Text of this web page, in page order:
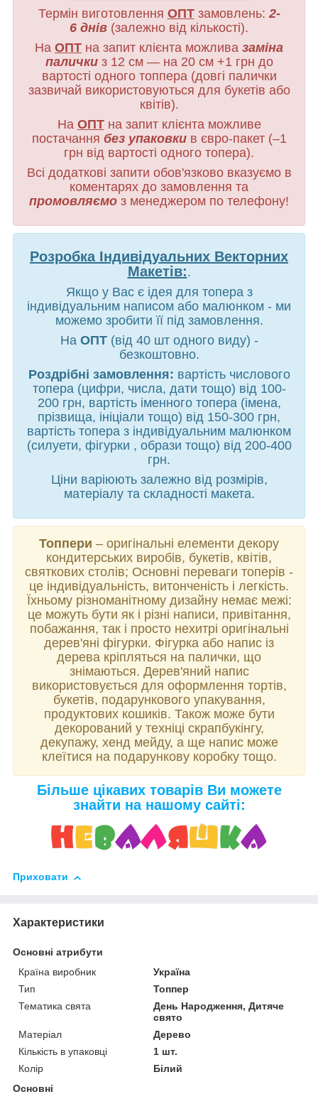
Термін виготовлення ОПТзамовлень: 2-
6 днів (залежно від кількості).
На ОПТ на запит клієнта можлива заміна
паличкиз 12 см — на 20 см +1 грн до
вартості одного топпера (довгі палички
зазвичай використовуються для букетів або
квітів).
На ОПТна запит клієнта можливе
постачання без упаковкив євро-пакет (–1
грн від вартості одного топера).
Всі додаткові запити обов'язково вказуємо в
коментарях до замовлення та
промовляємо з менеджером по телефону!
Розробка Індивідуальних Векторних
Макетів:.
Якщо у Вас є ідея для топера з
індивідуальним написом або малюнком - ми
можемо зробити її під замовлення.
На ОПТ(від 40 шт одного виду) -
безкоштовно.
Роздрібні замовлення: вартість числового
топера (цифри, числа, дати тощо) від 100-
200 грн, вартість іменного топера (імена,
прізвища, ініціали тощо) від 150-300 грн,
вартість топера з індивідуальним малюнком
(силуети, фігурки , образи тощо) від 200-400
грн.
Ціни варіюють залежно від розмірів,
матеріалу та складності макета.
Топпери – оригінальні елементи декору
кондитерських виробів, букетів, квітів,
святкових столів; Основні переваги топерів -
це індивідуальність, витонченість і легкість.
Їхньому різноманітному дизайну немає межі:
це можуть бути як і різні написи, привітання,
побажання, так і просто нехитрі оригінальні
дерев'яні фігурки. Фігурка або напис із
дерева кріпляться на палички, що
знімаються. Дерев'яний напис
використовується для оформлення тортів,
букетів, подарункового упакування,
продуктових кошиків. Також може бути
декорований у техніці скрапбукінгу,
декупажу, хенд мейду, а ще напис може
клеїтися на подарункову коробку тощо.
Більше цікавих товарів Ви можете
знайти на нашому сайті:
Приховати
Характеристики
Основні атрибути
Країна виробник
Україна
Тип
Топпер
Тематика свята
День Народження, Дитяче
свято
Матеріал
Дерево
Кількість в упаковці
1 шт.
Колір
Білий
Основні